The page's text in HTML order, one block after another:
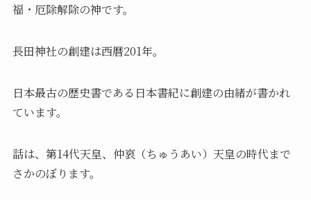
福・厄除解除の神です。
長田神社の創建は西暦201年。
日本最古の歴史書である日本書紀に創建の由緒が書かれ
ています。
話は、第14代天皇、仲哀（ちゅうあい）天皇の時代まで
さかのぼります。